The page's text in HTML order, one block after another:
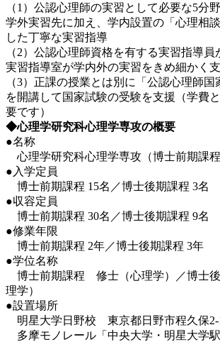
（1）公認心理師の実習として必要な5分
学外実習先に加え、学内設置の「心理相
した丁寧な実習指導
（2）公認心理師資格を有する実習指導
実習指導室が学内外の実習をきめ細かく
（3）正課の授業とは別に「公認心理師国
を開講して国家試験の受験を支援（学費
要です）
◆心理学研究科心理学専攻の概要
●名称
心理学研究科心理学専攻（博士前期課程
●入学定員
博士前期課程 15名／博士後期課程 3名
●収容定員
博士前期課程 30名／博士後期課程 9名
●修業年限
博士前期課程 2年／博士後期課程 3年
●学位名称
博士前期課程 修士（心理学）／博士
理学）
●設置場所
明星大学日野校 東京都日野市程久保2-
多摩モノレール「中央大学・明星大学